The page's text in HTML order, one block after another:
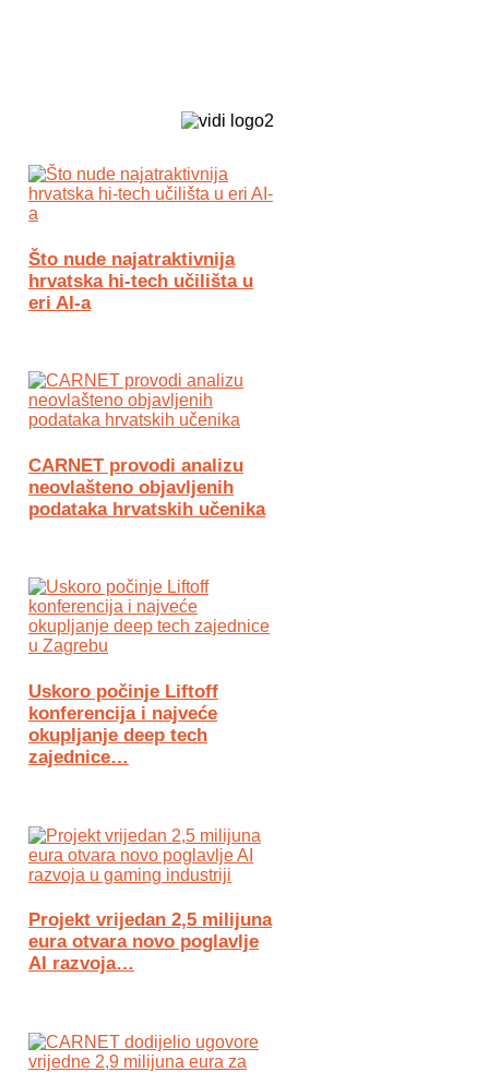
Što nude najatraktivnija
hrvatska hi-tech učilišta u
eri AI-a
CARNET provodi analizu
neovlašteno objavljenih
podataka hrvatskih učenika
Uskoro počinje Liftoff
konferencija i najveće
okupljanje deep tech
zajednice…
Projekt vrijedan 2,5 milijuna
eura otvara novo poglavlje
AI razvoja…